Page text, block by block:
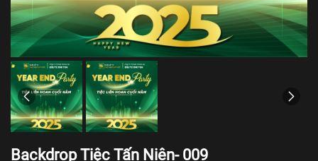
Backdrop Tiệc Tấn Niên- 009